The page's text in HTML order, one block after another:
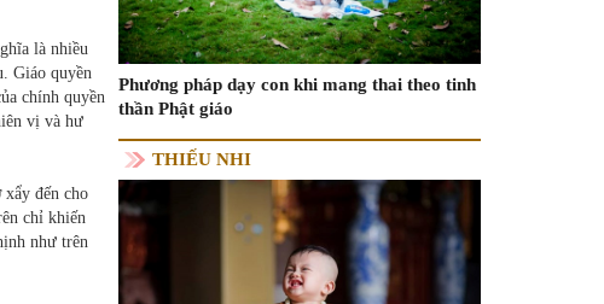
là nhiều
Giáo quyền
chính quyền
vị và hư
đến cho
chỉ khiến
như trên
Phương pháp dạy con khi mang thai theo tinh
thần Phật giáo
THIẾU NHI